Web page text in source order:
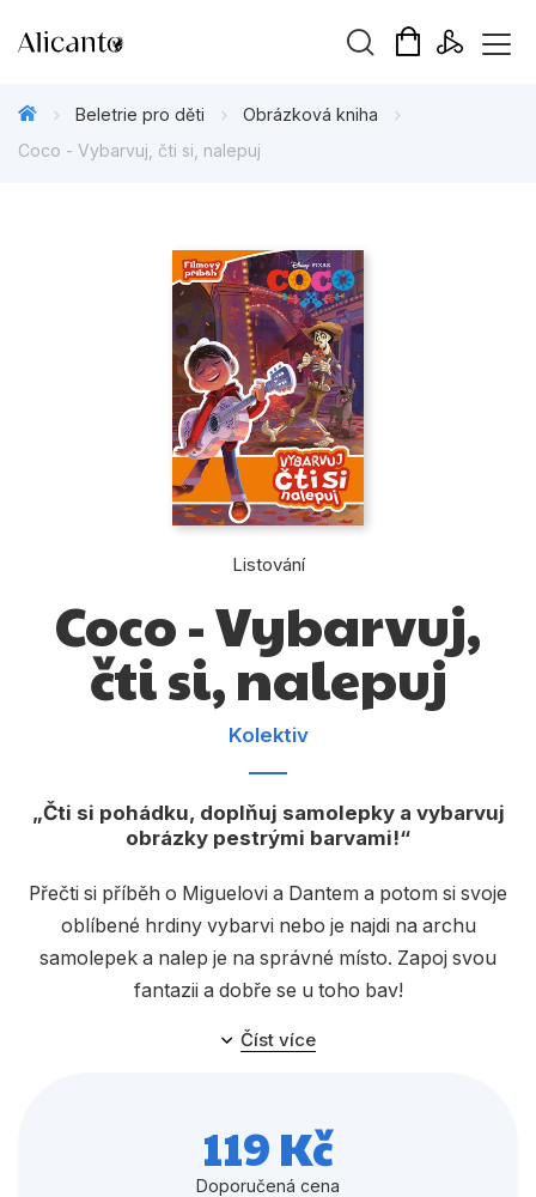
Připravujeme
Tipy redakce
Beletrie pro děti
Beletrie pro dospělé
Hobby
Jazyky
Křížovky
Kuchařky
Počítače
Populárně - naučná pro dospělé
Příroda a zahrada
Beletrie pro děti
Obrázková kniha
Coco - Vybarvuj, čti si, nalepuj
Listování
Coco - Vybarvuj,
čti si, nalepuj
Kolektiv
Čti si pohádku, doplňuj samolepky a vybarvuj
obrázky pestrými barvami!
Přečti si příběh o Miguelovi a Dantem a potom si svoje
oblíbené hrdiny vybarvi nebo je najdi na archu
samolepek a nalep je na správné místo. Zapoj svou
fantazii a dobře se u toho bav!
Číst více
119 Kč
Doporučená cena